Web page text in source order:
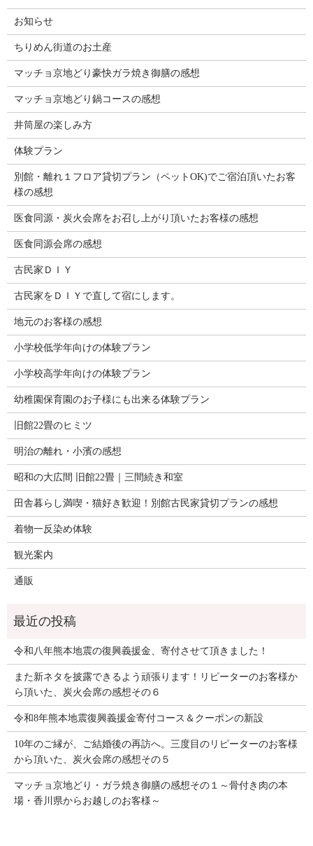
お知らせ
ちりめん街道のお土産
マッチョ京地どり豪快ガラ焼き御膳の感想
マッチョ京地どり鍋コースの感想
井筒屋の楽しみ方
体験プラン
別館・離れ１フロア貸切プラン（ペットOK)でご宿泊頂いたお客
様の感想
医食同源・炭火会席をお召し上がり頂いたお客様の感想
医食同源会席の感想
古民家ＤＩＹ
古民家をＤＩＹで直して宿にします。
地元のお客様の感想
小学校低学年向けの体験プラン
小学校高学年向けの体験プラン
幼稚園保育園のお子様にも出来る体験プラン
旧館22畳のヒミツ
明治の離れ・小濱の感想
昭和の大広間 旧館22畳｜三間続き和室
田舎暮らし満喫・猫好き歓迎！別館古民家貸切プランの感想
着物一反染め体験
観光案内
通販
令和八年熊本地震の復興義援金、寄付させて頂きました！
また新ネタを披露できるよう頑張ります！リピーターのお客様か
ら頂いた、炭火会席の感想その６
令和8年熊本地震復興義援金寄付コース＆クーポンの新設
10年のご縁が、ご結婚後の再訪へ。三度目のリピーターのお客様
から頂いた、炭火会席の感想その５
マッチョ京地どり・ガラ焼き御膳の感想その１～骨付き肉の本
場・香川県からお越しのお客様～